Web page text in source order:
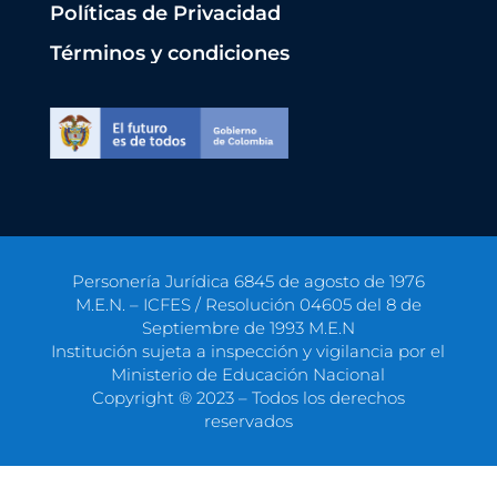
Políticas de Privacidad
Términos y condiciones
Personería Jurídica 6845 de agosto de 1976
M.E.N. – ICFES / Resolución 04605 del 8 de
Septiembre de 1993 M.E.N
Institución sujeta a inspección y vigilancia por el
Ministerio de Educación Nacional
Copyright ® 2023 – Todos los derechos
reservados